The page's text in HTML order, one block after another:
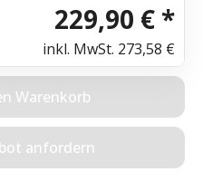
229,90 € *
inkl. MwSt. 273,58 €
Wert
Warenkorb
anfordern